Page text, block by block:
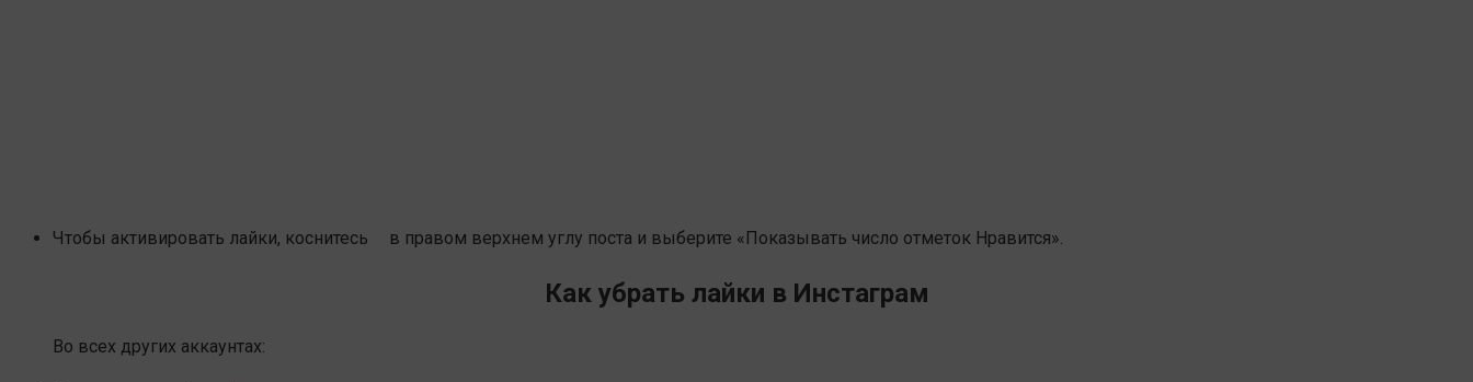
Чтобы активировать лайки, коснитесь в правом верхнем углу поста и выберите «Показывать число отметок Нравится».
Как убрать лайки в Инстаграм
Во всех других аккаунтах: